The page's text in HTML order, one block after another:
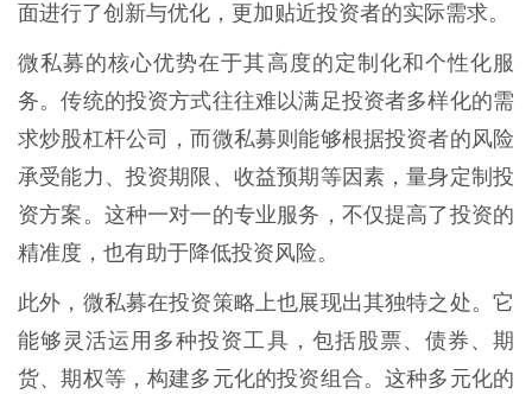
面进行了创新与优化，更加贴近投资者的实际需求。
微私募的核心优势在于其高度的定制化和个性化服
务。传统的投资方式往往难以满足投资者多样化的需
求炒股杠杆公司，而微私募则能够根据投资者的风险
承受能力、投资期限、收益预期等因素，量身定制投
资方案。这种一对一的专业服务，不仅提高了投资的
精准度，也有助于降低投资风险。
此外，微私募在投资策略上也展现出其独特之处。它
能够灵活运用多种投资工具，包括股票、债券、期
货、期权等，构建多元化的投资组合。这种多元化的